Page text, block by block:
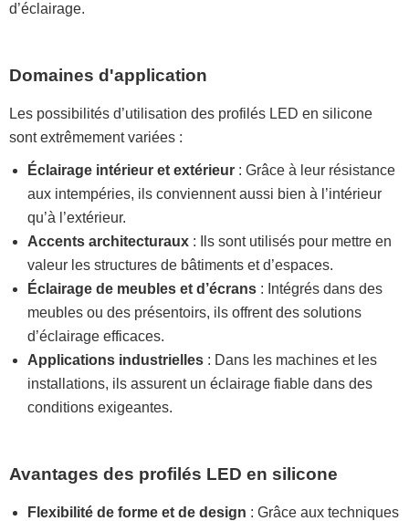
d’éclairage.
Domaines d'application
Les possibilités d’utilisation des profilés LED en silicone
sont extrêmement variées :
Éclairage intérieur et extérieur : Grâce à leur résistance
aux intempéries, ils conviennent aussi bien à l’intérieur
qu’à l’extérieur.
Accents architecturaux : Ils sont utilisés pour mettre en
valeur les structures de bâtiments et d’espaces.
Éclairage de meubles et d’écrans : Intégrés dans des
meubles ou des présentoirs, ils offrent des solutions
d’éclairage efficaces.
Applications industrielles : Dans les machines et les
installations, ils assurent un éclairage fiable dans des
conditions exigeantes.
Avantages des profilés LED en silicone
Flexibilité de forme et de design : Grâce aux techniques